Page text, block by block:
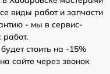
виды работ и запчасти
- мы в сервис-
стоить на -15%
сайте через звонок